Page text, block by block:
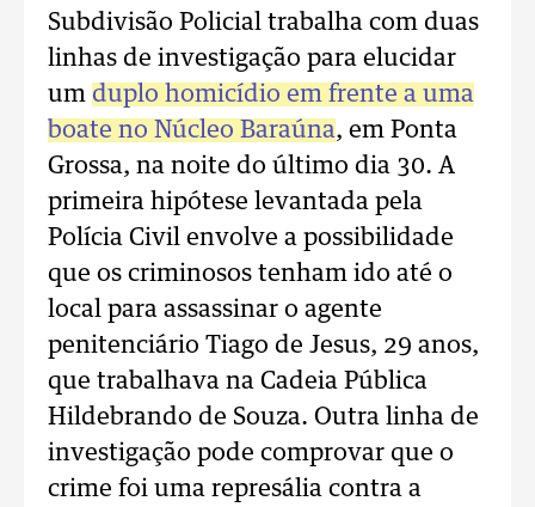
Subdivisão Policial trabalha com duas
linhas de investigação para elucidar
um duplo homicídio em frente a uma
boate no Núcleo Baraúna, em Ponta
Grossa, na noite do último dia 30. A
primeira hipótese levantada pela
Polícia Civil envolve a possibilidade
que os criminosos tenham ido até o
local para assassinar o agente
penitenciário Tiago de Jesus, 29 anos,
que trabalhava na Cadeia Pública
Hildebrando de Souza. Outra linha de
investigação pode comprovar que o
crime foi uma represália contra a